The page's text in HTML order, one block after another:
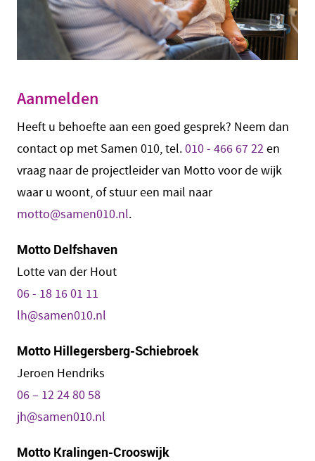
Aanmelden
Heeft u behoefte aan een goed gesprek? Neem dan
contact op met Samen 010, tel.010 - 466 67 22en
vraag naar de projectleider van Motto voor de wijk
waar u woont, of stuur een mail naar
motto@samen010.nl.
Motto Delfshaven
Lotte van der Hout
06 - 18 16 01 11
lh@samen010.nl
Motto Hillegersberg-Schiebroek
Jeroen Hendriks
06 – 12 24 80 58
jh@samen010.nl
Motto Kralingen-Crooswijk